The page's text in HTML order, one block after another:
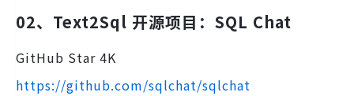
02、Text2Sql 开源项目：SQL Chat
GitHub Star 4K
https://github.com/sqlchat/sqlchat